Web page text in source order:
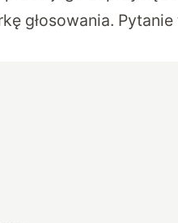
głosowania.